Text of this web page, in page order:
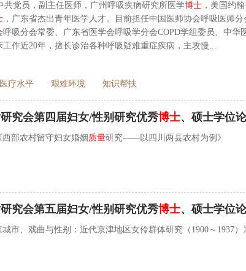
共党员，副主任医师，广州呼吸疾病研究所医学博士 ，美国约
，广东省杰出青年医学人才。目前担任中国医师协会呼吸医师
吸分会常委、广东省医学会呼吸学分会COPD学组委员、中华
作近20年，擅长诊治各种呼吸疑难重症疾病，主攻慢...
医疗水平 艰难环境 知识帮扶
究会第四届妇女/性别研究优秀博士、硕士学位
部农村留守妇女婚姻 质量研究——以四川两县农村为例》
究会第五届妇女/性别研究优秀博士、硕士学位
市、戏曲与性别：近代京津地区女伶群体研究（1900～1937）